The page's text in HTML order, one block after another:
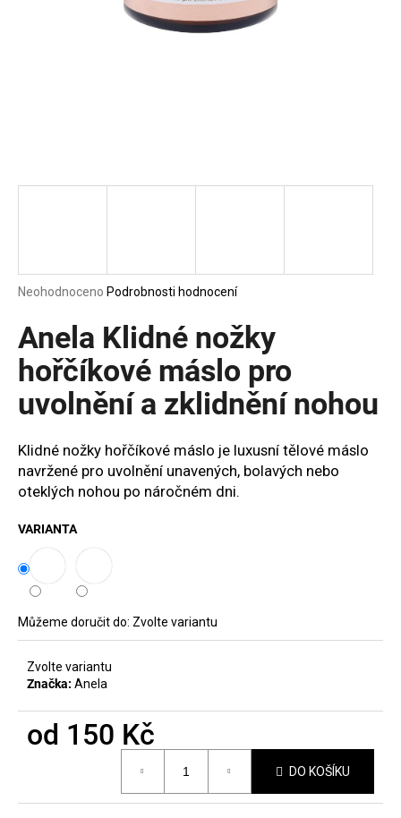
Průměrné
produktu
je
0,0
hvězdiček.
Neohodnoceno Podrobnosti hodnocení
Anela Klidné nožky
hořčíkové máslo pro
uvolnění a zklidnění nohou
Klidné nožky hořčíkové máslo je luxusní tělové máslo
navržené pro uvolnění unavených, bolavých nebo
oteklých nohou po náročném dni.
VARIANTA
Můžeme doručit do: Zvolte variantu
Zvolte variantu
Značka: Anela
od 150 Kč
DO KOŠÍKU
D
p
o
r
u
č
j
e
m
e
MANUCURIST
ODLAKOVAČ
GREEN™
ACTIVE
-
GENTLE
REMOVER
50ML
Kč